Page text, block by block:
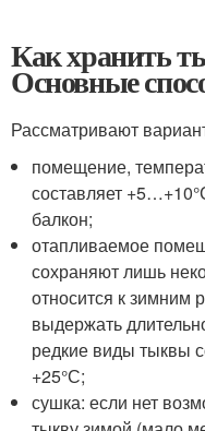
Как хранить
Основные
Рассматривают
помещение,
составляет
балкон;
отапливаемое
сохраняют лишь
относится к зимним
выдержать
редкие виды тыквы
+25°С;
сушка: если нет